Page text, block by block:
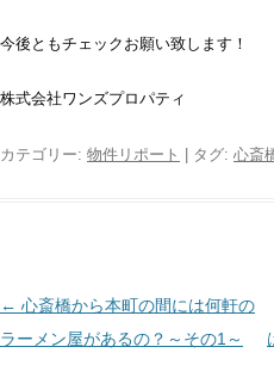
今後ともチェックお願い致します！
株式会社ワンズプロパティ
カテゴリー: 物件リポート | タグ: 心斎
投
稿
← 心斎橋から本町の間には何軒の
ラーメン屋があるの？～その1～